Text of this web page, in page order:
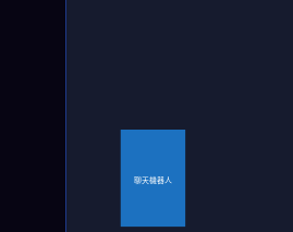
聊天機器人